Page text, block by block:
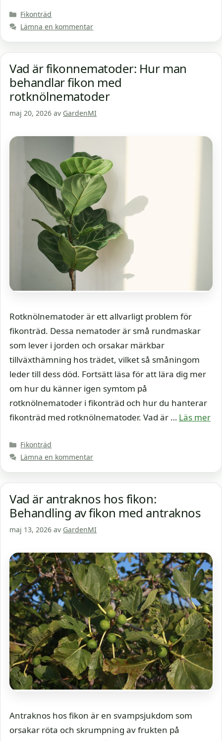
Kategorier
Fikonträd
Lämna en kommentar
Vad är fikonnematoder: Hur man
behandlar fikon med
rotknölnematoder
maj 20, 2026 av GardenMI
Rotknölnematoder är ett allvarligt problem för
fikonträd. Dessa nematoder är små rundmaskar
som lever i jorden och orsakar märkbar
tillväxthämning hos trädet, vilket så småningom
leder till dess död. Fortsätt läsa för att lära dig mer
om hur du känner igen symtom på
rotknölnematoder i fikonträd och hur du hanterar
fikonträd med rotknölnematoder. Vad är … Läs mer
Kategorier
Fikonträd
Lämna en kommentar
Vad är antraknos hos fikon:
Behandling av fikon med antraknos
maj 13, 2026 av GardenMI
Antraknos hos fikon är en svampsjukdom som
orsakar röta och skrumpning av frukten på